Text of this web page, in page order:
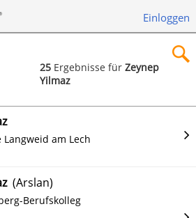
Einloggen
25 Ergebnisse fürZeynep
Yilmaz
am Lech
(Arslan)
Berufskolleg